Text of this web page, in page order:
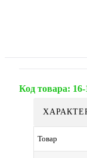
Код товара: 16-
Товар